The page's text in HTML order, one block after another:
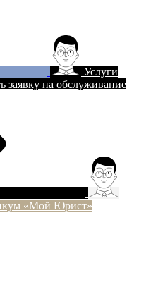
Услуги
заявку на обслуживание
«Мой Юрист»